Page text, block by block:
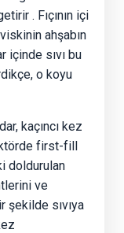
. Fıçının içi
ahşabın
içinde sıvı bu
o koyu
kaçıncı kez
first-fill
doldurulan
ve
şekilde sıvıya